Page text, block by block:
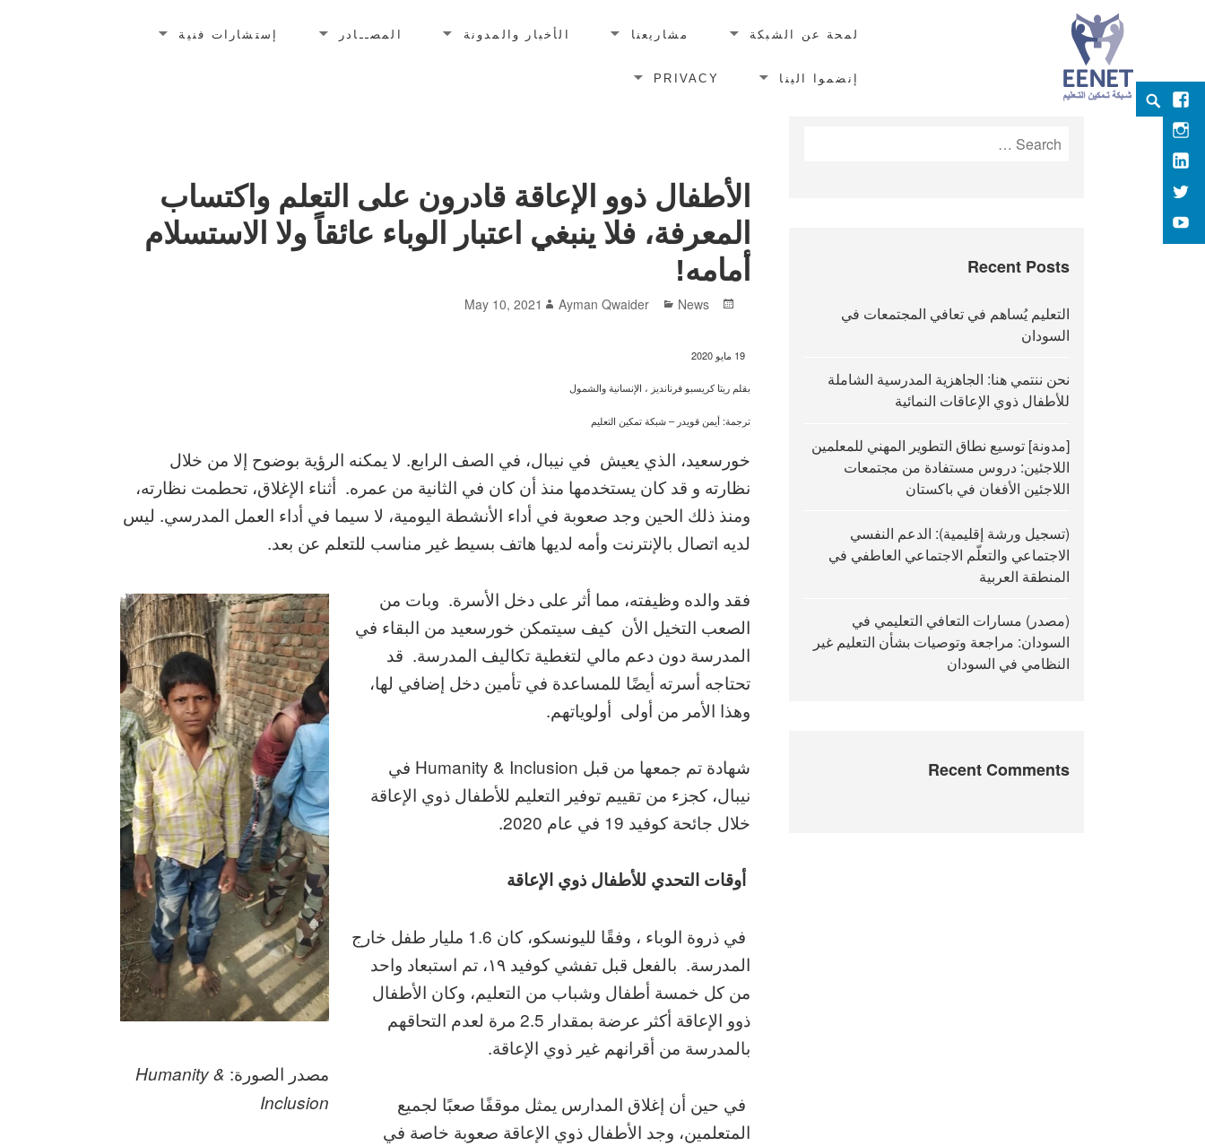
Skip
content
لمحة عن الشبكة مشاريعنا الأخبار والمدونة المصــادر إستشارات فنية
إنضموا الينا PRIVACY
Search
الأطفال ذوو الإعاقة قادرون على التعلم واكتساب
المعرفة، فلا ينبغي اعتبار الوباء عائقاً ولا الاستسلام
أمامه!
Posted
May 10, 2021
Author Ayman Qwaider
Categories News
19 مايو 2020
بقلم ريتا كريسبو فرنانديز ، الإنسانية والشمول
ترجمة: أيمن قويدر – شبكة تمكين التعليم
خورسعيد، الذي يعيش في نيبال، في الصف الرابع. لا يمكنه الرؤية بوضوح إلا من خلال
نظارته و قد كان يستخدمها منذ أن كان في الثانية من عمره. أثناء الإغلاق، تحطمت نظارته،
ومنذ ذلك الحين وجد صعوبة في أداء الأنشطة اليومية، لا سيما في أداء العمل المدرسي. ليس
لديه اتصال بالإنترنت وأمه لديها هاتف بسيط غير مناسب للتعلم عن بعد.
مصدر الصورة: Humanity &
Inclusion
فقد والده وظيفته، مما أثر على دخل الأسرة. وبات من
الصعب التخيل الأن كيف سيتمكن خورسعيد من البقاء في
المدرسة دون دعم مالي لتغطية تكاليف المدرسة. قد
تحتاجه أسرته أيضًا للمساعدة في تأمين دخل إضافي لها،
وهذا الأمر من أولى أولوياتهم.
شهادة تم جمعها من قبل Humanity & Inclusion في
نيبال، كجزء من تقييم توفير التعليم للأطفال ذوي الإعاقة
خلال جائحة كوفيد 19 في عام 2020.
أوقات التحدي للأطفال ذوي الإعاقة
في ذروة الوباء ، وفقًا لليونسكو، كان 1.6 مليار طفل خارج
المدرسة. بالفعل قبل تفشي كوفيد ١٩، تم استبعاد واحد
من كل خمسة أطفال وشباب من التعليم، وكان الأطفال
ذوو الإعاقة أكثر عرضة بمقدار 2.5 مرة لعدم التحاقهم
بالمدرسة من أقرانهم غير ذوي الإعاقة.
في حين أن إغلاق المدارس يمثل موقفًا صعبًا لجميع
المتعلمين، وجد الأطفال ذوي الإعاقة صعوبة خاصة في
Search
for:
Recent Posts
التعليم يُساهم في تعافي المجتمعات في
السودان
نحن ننتمي هنا: الجاهزية المدرسية الشاملة
للأطفال ذوي الإعاقات النمائية
[مدونة] توسيع نطاق التطوير المهني للمعلمين
اللاجئين: دروس مستفادة من مجتمعات
اللاجئين الأفغان في باكستان
(تسجيل ورشة إقليمية): الدعم النفسي
الاجتماعي والتعلّم الاجتماعي العاطفي في
المنطقة العربية
(مصدر) مسارات التعافي التعليمي في
السودان: مراجعة وتوصيات بشأن التعليم غير
النظامي في السودان
Recent Comments
Facebook
Instagram
LInkedIn
Twitter
YouTube